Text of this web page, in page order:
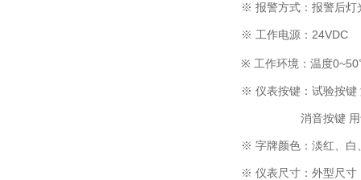
※ 报警方式：报警后灯
※ 工作电源：24VDC
※ 工作环境：温度0~
※ 仪表按键：试验按键
消音按键 用于确
※ 字牌颜色：淡红、白
※ 仪表尺寸：外型尺寸